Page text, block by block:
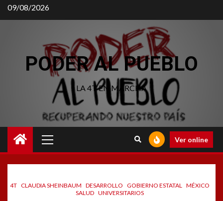
09/08/2026
PODER AL PUEBLO
LA 4T EN MARCHA
Ver online
4T CLAUDIA SHEINBAUM DESARROLLO GOBIERNO ESTATAL MÉXICO
SALUD UNIVERSITARIOS